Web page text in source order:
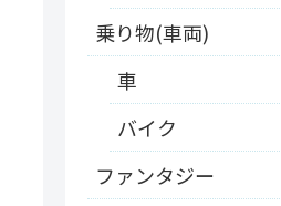
乗り物(車両)
車
バイク
ファンタジー